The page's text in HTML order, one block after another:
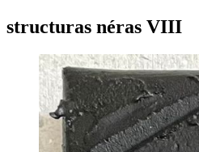
structuras néras VIII